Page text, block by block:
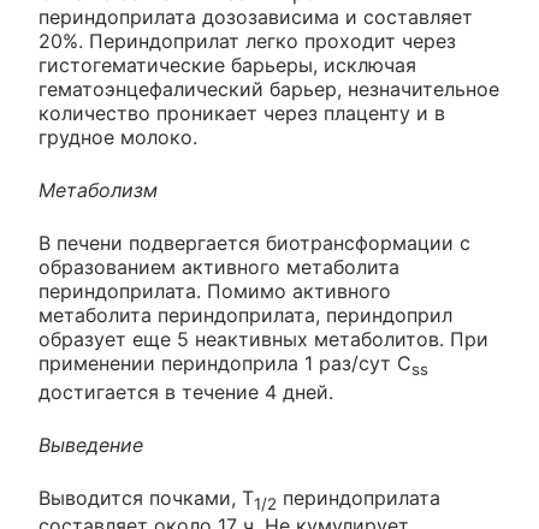
периндоприлата дозозависима и составляет
20%. Периндоприлат легко проходит через
гистогематические барьеры, исключая
гематоэнцефалический барьер, незначительное
количество проникает через плаценту и в
грудное молоко.
Метаболизм
В печени подвергается биотрансформации с
образованием активного метаболита
периндоприлата. Помимо активного
метаболита периндоприлата, периндоприл
образует еще 5 неактивных метаболитов. При
применении периндоприла 1 раз/сут Css
достигается в течение 4 дней.
Выведение
Выводится почками, T1/2 периндоприлата